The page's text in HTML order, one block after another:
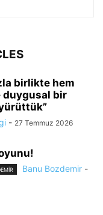
birlikte hem
duygusal bir
- 27 Temmuz 2026
Banu Bozdemir -